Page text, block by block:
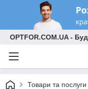
OPTFOR.COM.UA -
Товари та послуги